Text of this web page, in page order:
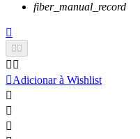
fiber_manual_record

 
 
Adicionar à Wishlist


